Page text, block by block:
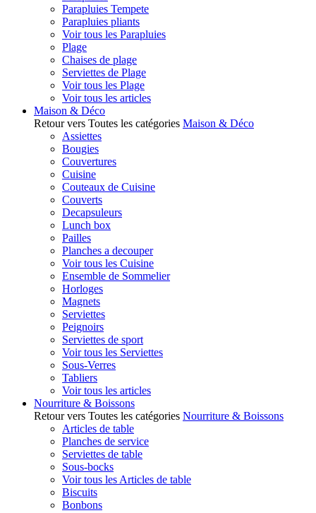
Parapluies Tempete
Parapluies pliants
Voir tous les Parapluies
Plage
Chaises de plage
Serviettes de Plage
Voir tous les Plage
Voir tous les articles
Maison & Déco
Retour vers Toutes les catégories Maison & Déco
Assiettes
Bougies
Couvertures
Cuisine
Couteaux de Cuisine
Couverts
Decapsuleurs
Lunch box
Pailles
Planches a decouper
Voir tous les Cuisine
Ensemble de Sommelier
Horloges
Magnets
Serviettes
Peignoirs
Serviettes de sport
Voir tous les Serviettes
Sous-Verres
Tabliers
Voir tous les articles
Nourriture & Boissons
Retour vers Toutes les catégories Nourriture & Boissons
Articles de table
Planches de service
Serviettes de table
Sous-bocks
Voir tous les Articles de table
Biscuits
Bonbons